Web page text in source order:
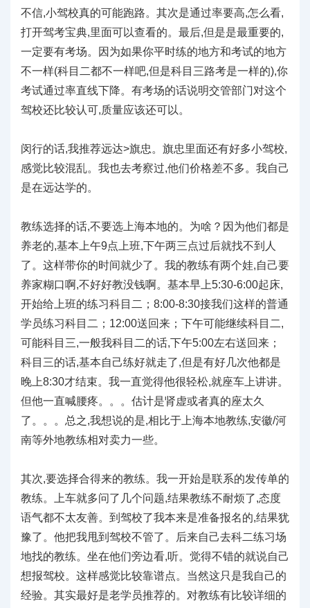
不信,小驾校真的可能跑路。其次是通过率要高,怎么看,
打开驾考宝典,里面可以查看的。最后,但是是最重要的,
一定要有考场。因为如果你平时练的地方和考试的地方
不一样(科目二都不一样吧,但是科目三路考是一样的),你
考试通过率直线下降。有考场的话说明交管部门对这个
驾校还比较认可,质量应该还可以。
闵行的话,我推荐远达>旗忠。旗忠里面还有好多小驾校,
感觉比较混乱。我也去考察过,他们价格差不多。我自己
是在远达学的。
教练选择的话,不要选上海本地的。为啥？因为他们都是
养老的,基本上午9点上班,下午两三点过后就找不到人
了。这样带你的时间就少了。我的教练有两个娃,自己要
养家糊口啊,不好好教没钱啊。基本早上5:30-6:00起床,
开始给上班的练习科目二；8:00-8:30接我们这样的普通
学员练习科目二；12:00送回来；下午可能继续科目二,
可能科目三,一般我科目二的话,下午5:00左右送回来；
科目三的话,基本自己练好就走了,但是有好几次他都是
晚上8:30才结束。我一直觉得他很轻松,就座车上讲讲。
但他一直喊腰疼。。。估计是肾虚或者真的座太久
了。。。总之,我想说的是,相比于上海本地教练,安徽/河
南等外地教练相对卖力一些。
其次,要选择合得来的教练。我一开始是联系的发传单的
教练。上车就多问了几个问题,结果教练不耐烦了,态度
语气都不太友善。到驾校了我本来是准备报名的,结果犹
豫了。他把我甩到驾校不管了。后来自己去科二练习场
地找的教练。坐在他们旁边看,听。觉得不错的就说自己
想报驾校。这样感觉比较靠谱点。当然这只是我自己的
经验。其实最好是老学员推荐的。对教练有比较详细的